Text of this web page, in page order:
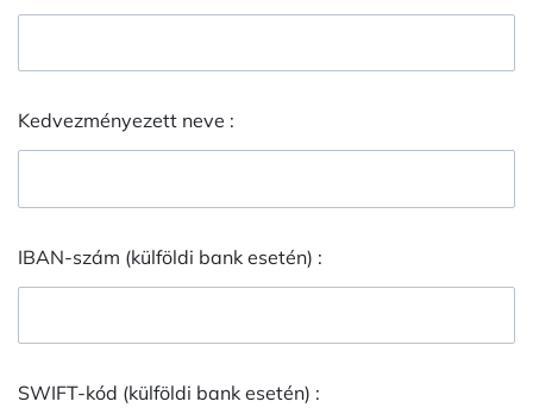
Kedvezményezett neve :
IBAN-szám (külföldi bank esetén) :
SWIFT-kód (külföldi bank esetén) :